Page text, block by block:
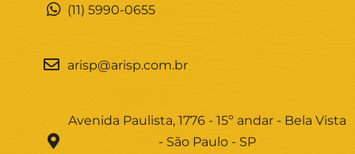
(11) 5990-0655
arisp@arisp.com.br
Avenida Paulista, 1776 - 15º andar - Bela Vista
- São Paulo - SP